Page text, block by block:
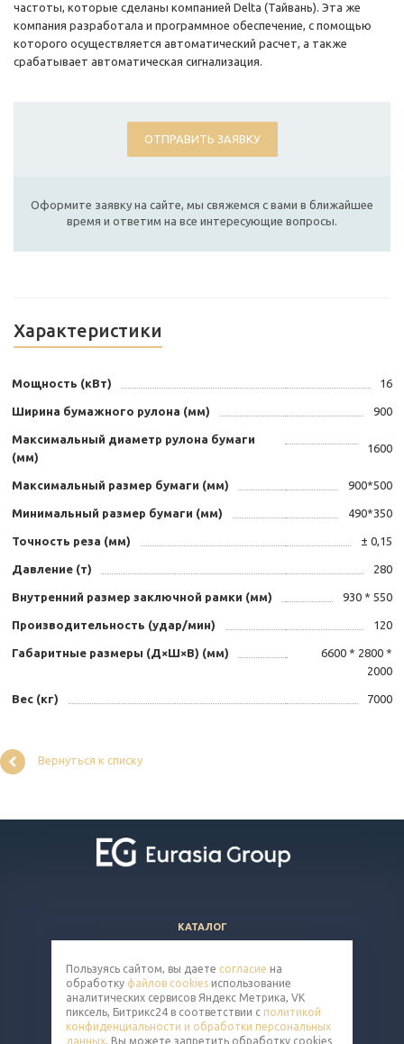
частоты, которые сделаны компанией Delta (Тайвань). Эта же
компания разработала и программное обеспечение, с помощью
которого осуществляется автоматический расчет, а также
срабатывает автоматическая сигнализация.
ОТПРАВИТЬ ЗАЯВКУ
Оформите заявку на сайте, мы свяжемся с вами в ближайшее
время и ответим на все интересующие вопросы.
Характеристики
Мощность (кВт) 16
Ширина бумажного рулона (мм) 900
Максимальный диаметр рулона бумаги
(мм)
1600
Максимальный размер бумаги (мм) 900*500
Минимальный размер бумаги (мм) 490*350
Точность реза (мм) ± 0,15
Давление (т) 280
Внутренний размер заключной рамки (мм) 930 * 550
Производительность (удар/мин) 120
Габаритные размеры (Д×Ш×В) (мм)
6600 * 2800 *
2000
Вес (кг) 7000
Вернуться к списку
КАТАЛОГ
КОМПАНИЯ
КОНТАКТЫ
8 (800) 302-14-65
Пользуясь сайтом, вы даете согласие на
обработку файлов cookies использование
аналитических сервисов Яндекс Метрика, VK
пиксель, Битрикс24 в соответствии с политикой
конфиденциальности и обработки персональных
данных. Вы можете запретить обработку cookies